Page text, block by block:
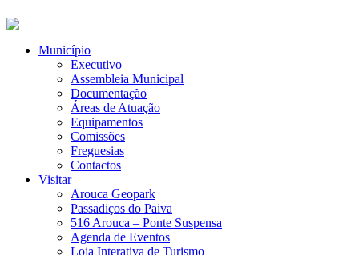
Município
Executivo
Assembleia Municipal
Documentação
Áreas de Atuação
Equipamentos
Comissões
Freguesias
Contactos
Visitar
Arouca Geopark
Passadiços do Paiva
516 Arouca – Ponte Suspensa
Agenda de Eventos
Loja Interativa de Turismo